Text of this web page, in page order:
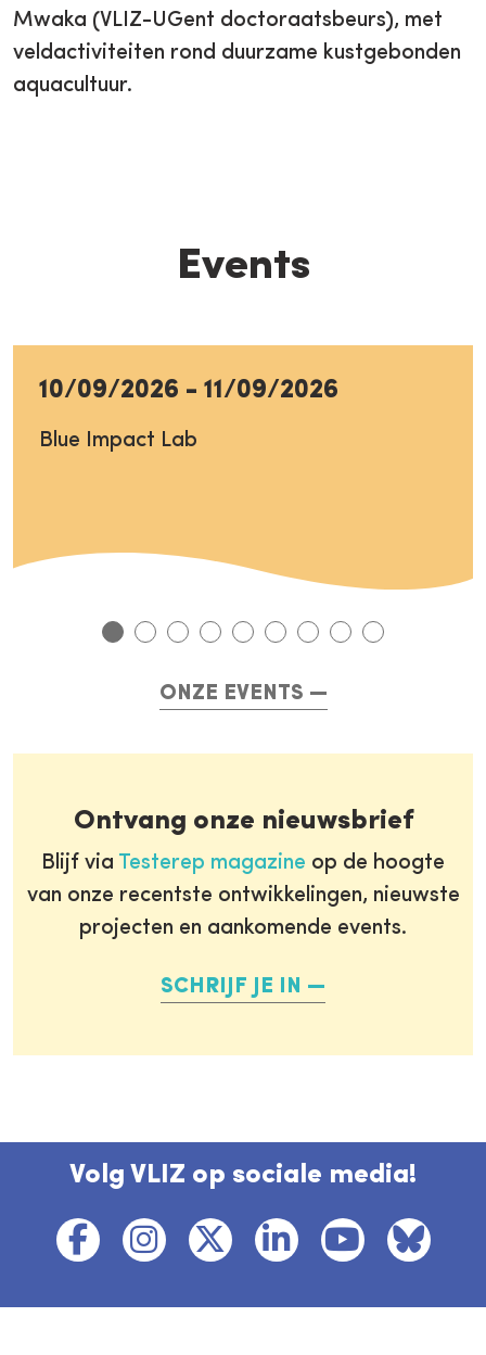
Mwaka (VLIZ-UGent doctoraatsbeurs), met
veldactiviteiten rond duurzame kustgebonden
aquacultuur.
Events
10/09/2026 - 11/09/2026
Blue Impact Lab
ONZE EVENTS
Ontvang onze nieuwsbrief
Blijf via Testerep magazine op de hoogte
van onze recentste ontwikkelingen, nieuwste
projecten en aankomende events.
SCHRIJF JE IN
Volg VLIZ op sociale media!